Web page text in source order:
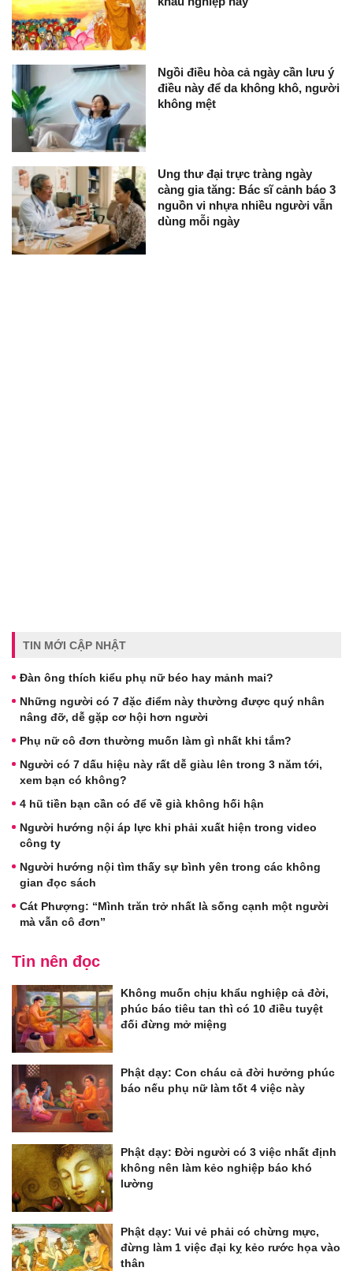
Ngồi điều hòa cả ngày cần lưu ý
điều này để da không khô, người
không mệt
Ung thư đại trực tràng ngày
càng gia tăng: Bác sĩ cảnh báo 3
nguồn vi nhựa nhiều người vẫn
dùng mỗi ngày
TIN MỚI CẬP NHẬT
Đàn ông thích kiểu phụ nữ béo hay mảnh mai?
Những người có 7 đặc điểm này thường được quý nhân
nâng đỡ, dễ gặp cơ hội hơn người
Phụ nữ cô đơn thường muốn làm gì nhất khi tắm?
Người có 7 dấu hiệu này rất dễ giàu lên trong 3 năm tới,
xem bạn có không?
4 hũ tiền bạn cần có để về già không hối hận
Người hướng nội áp lực khi phải xuất hiện trong video
công ty
Người hướng nội tìm thấy sự bình yên trong các không
gian đọc sách
Cát Phượng: “Mình trăn trở nhất là sống cạnh một người
mà vẫn cô đơn”
Tin nên đọc
Không muốn chịu khẩu nghiệp cả đời,
phúc báo tiêu tan thì có 10 điều tuyệt
đối đừng mở miệng
Phật dạy: Con cháu cả đời hưởng phúc
báo nếu phụ nữ làm tốt 4 việc này
Phật dạy: Đời người có 3 việc nhất định
không nên làm kẻo nghiệp báo khó
lường
Phật dạy: Vui vẻ phải có chừng mực,
đừng làm 1 việc đại kỵ kẻo rước họa vào
thân